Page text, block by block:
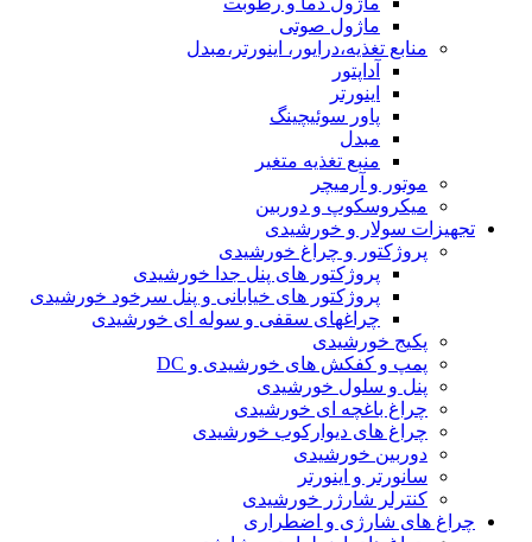
ماژول صوتی
منابع تغذیه،درایور، اینورتر،مبدل
آداپتور
اینورتر
پاور سوئیچینگ
مبدل
منبع تغذیه متغیر
موتور و آرمیچر
میکروسکوپ و دوربین
تجهیزات سولار و خورشیدی
پروژکتور و چراغ خورشیدی
پروژکتور های پنل جدا خورشیدی
پروژکتور های خیابانی و پنل سرخود خورشیدی
چراغهای سقفی و سوله ای خورشیدی
پکیج خورشیدی
پمپ و کفکش های خورشیدی و DC
پنل و سلول خورشیدی
چراغ باغچه ای خورشیدی
چراغ های دیوارکوب خورشیدی
دوربین خورشیدی
سانورتر و اینورتر
کنترلر شارژر خورشیدی
چراغ های شارژی و اضطراری